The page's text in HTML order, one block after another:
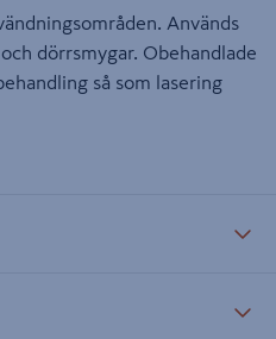
Används
dörrsmygar. Obehandlade
så som lasering